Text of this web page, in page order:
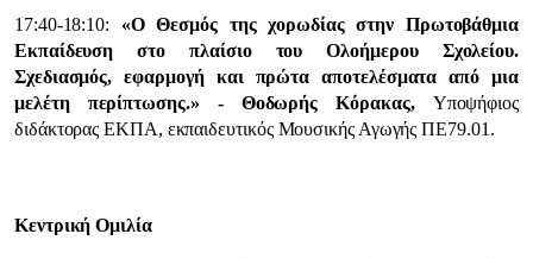
17:40-18:10: «Ο Θεσμός της χορωδίας στην Πρωτοβάθμια
Εκπαίδευση στο πλαίσιο του Ολοήμερου Σχολείου.
Σχεδιασμός, εφαρμογή και πρώτα αποτελέσματα από μια
μελέτη περίπτωσης.» - Θοδωρής Κόρακας, Υποψήφιος
διδάκτορας ΕΚΠΑ, εκπαιδευτικός Μουσικής Αγωγής ΠΕ79.01.
Κεντρική Ομιλία